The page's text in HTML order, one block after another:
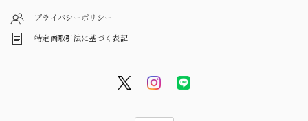
プライバシーポリシー
特定商取引法に基づく表記